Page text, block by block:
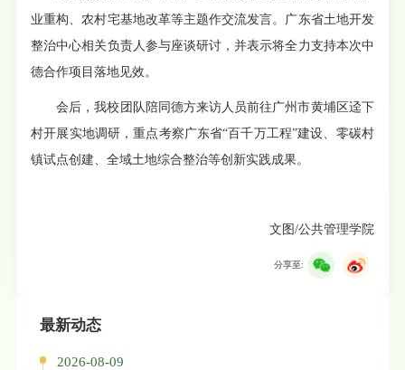
业重构、农村宅基地改革等主题作交流发言。广东省土地开发
整治中心相关负责人参与座谈研讨，并表示将全力支持本次中
德合作项目落地见效。
会后，我校团队陪同德方来访人员前往广州市黄埔区迳下
村开展实地调研，重点考察广东省“百千万工程”建设、零碳村
镇试点创建、全域土地综合整治等创新实践成果。
文图/公共管理学院
分享至:
最新动态
2026-08-09